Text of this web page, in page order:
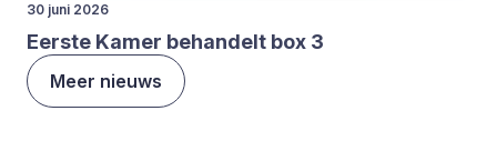
30 juni 2026
Eer­ste Kamer behan­delt box 3
Meer nieuws